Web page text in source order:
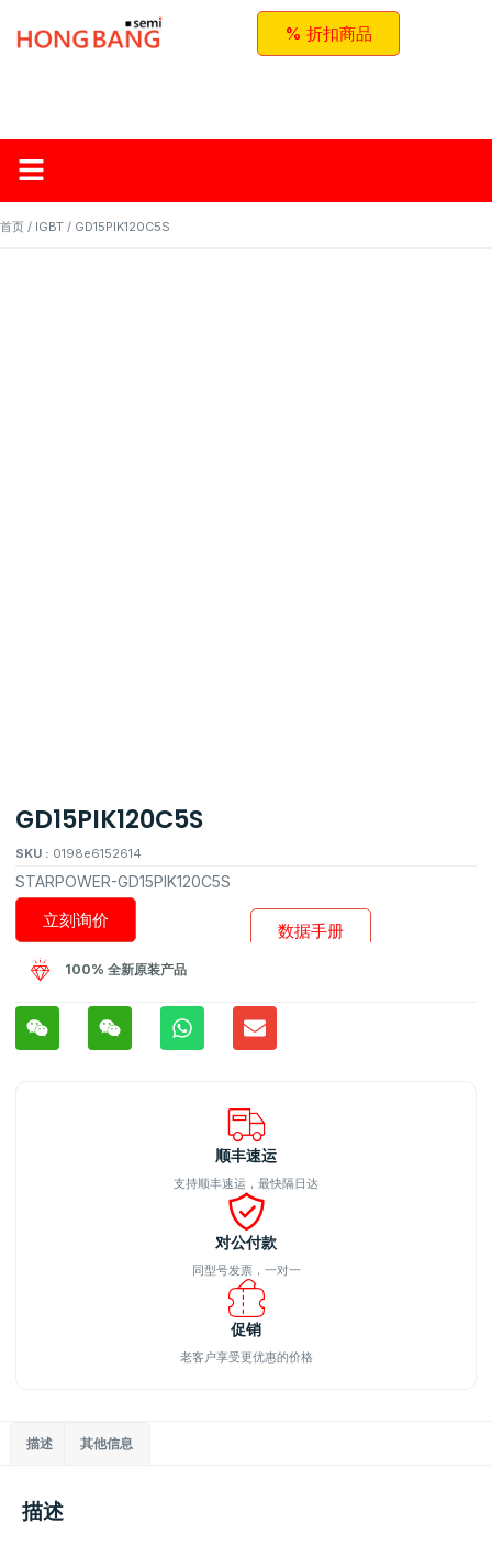
% 折扣商品
首页 / IGBT / GD15PIK120C5S
GD15PIK120C5S
SKU : 0198e6152614
STARPOWER-GD15PIK120C5S
数据手册
立刻询价
100% 全新原装产品
顺丰速运
支持顺丰速运，最快隔日达
对公付款
同型号发票，一对一
促销
老客户享受更优惠的价格
描述 其他信息
描述